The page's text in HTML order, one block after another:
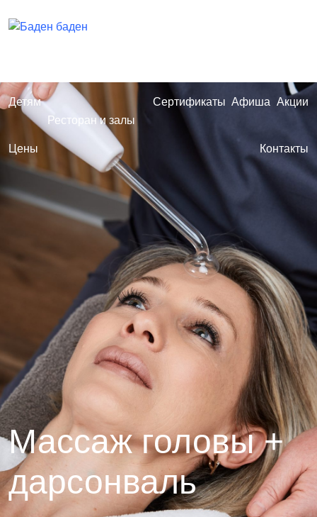
Детям
Ресторан и залы
Сертификаты Афиша Акции
Цены Контакты
Массаж головы +
дарсонваль